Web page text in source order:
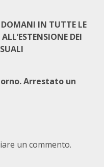
DOMANI IN TUTTE LE
DEI
Arrestato un
un commento.